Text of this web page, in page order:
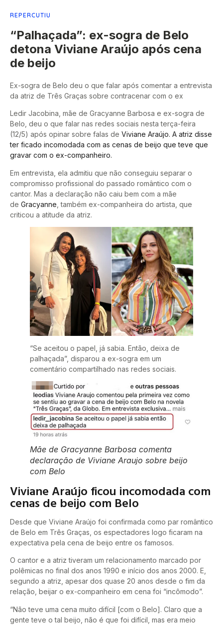
REPERCUTIU
“Palhaçada”: ex-sogra de Belo
detona Viviane Araújo após cena
de beijo
Ex-sogra de Belo deu o que falar após comentar a entrevista
da atriz de Três Graças sobre contracenar com o ex
Ledir Jacobina, mãe de Gracyanne Barbosa e ex-sogra de
Belo, deu o que falar nas redes sociais nesta terça-feira
(12/5) após opinar sobre falas de Viviane Araújo. A atriz disse
ter ficado incomodada com as cenas de beijo que teve que
gravar com o ex-companheiro.
Em entrevista, ela admitiu que não conseguiu separar o
compromisso profissional do passado romântico com o
cantor. Mas a declaração não caiu bem com a mãe
de Gracyanne , também ex-companheira do artista, que
criticou a atitude da atriz.
“Se aceitou o papel, já sabia. Então, deixa de
palhaçada”, disparou a ex-sogra em um
comentário compartilhado nas redes sociais.
Mãe de Gracyanne Barbosa comenta
declaração de Viviane Araujo sobre beijo
com Belo
Viviane Araújo ficou incomodada com
cenas de beijo com Belo
Desde que Viviane Araújo foi confirmada como par romântico
de Belo em Três Graças, os espectadores logo ficaram na
expectativa pela cena de beijo entre os famosos.
O cantor e a atriz tiveram um relacionamento marcado por
polêmicas no final dos anos 1990 e início dos anos 2000. E,
segundo a atriz, apesar dos quase 20 anos desde o fim da
relação, beijar o ex-companheiro em cena foi “incômodo”.
“Não teve uma cena muito difícil [com o Belo]. Claro que a
gente teve o tal beijo, não é que foi difícil, mas era meio